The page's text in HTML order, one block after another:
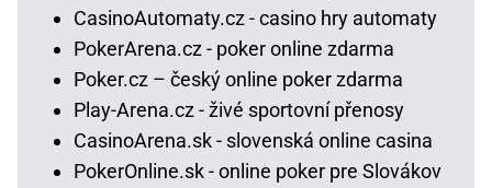
CasinoAutomaty.cz - casino hry automaty
PokerArena.cz - poker online zdarma
Poker.cz – český online poker zdarma
Play-Arena.cz - živé sportovní přenosy
CasinoArena.sk - slovenská online casina
PokerOnline.sk - online poker pre Slovákov